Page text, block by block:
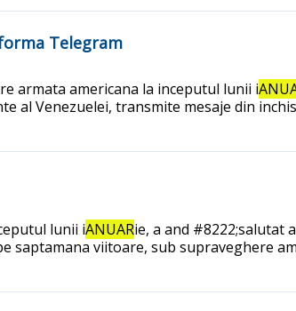
Telegram
armata americana la inceputul lunii i
al Venezuelei, transmite mesaje din
lunii iANUARie, a and #8222;salutat
saptamana viitoare, sub supraveghere